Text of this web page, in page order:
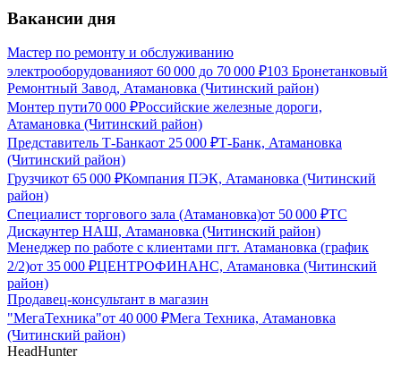
Вакансии дня
Мастер по ремонту и обслуживанию
электрооборудованияот 60 000 до 70 000 ₽103 Бронетанковый
Ремонтный Завод, Атамановка (Читинский район)
Монтер пути70 000 ₽Российские железные дороги,
Атамановка (Читинский район)
Представитель Т-Банкаот 25 000 ₽Т-Банк, Атамановка
(Читинский район)
Грузчикот 65 000 ₽Компания ПЭК, Атамановка (Читинский
район)
Специалист торгового зала (Атамановка)от 50 000 ₽ТС
Дискаунтер НАШ, Атамановка (Читинский район)
Менеджер по работе с клиентами пгт. Атамановка (график
2/2)от 35 000 ₽ЦЕНТРОФИНАНС, Атамановка (Читинский
район)
Продавец-консультант в магазин
"МегаТехника"от 40 000 ₽Мега Техника, Атамановка
(Читинский район)
HeadHunter